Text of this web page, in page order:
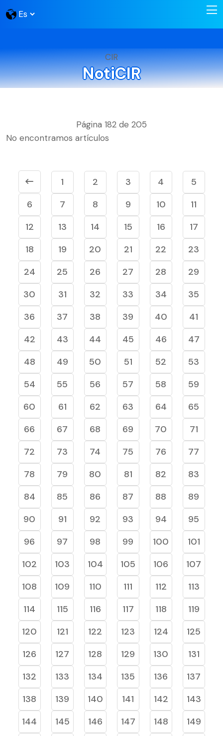
CIR
NotiCIR
Página 182 de 205
No encontramos artículos
1 2 3 4
5
6
7 8 9 10
11
12
13 14 15 16
17
18
19 20 21 22
23
24
25 26 27 28
29
30
31 32 33 34
35
36
37 38 39 40
41
42
43 44 45 46
47
48
49 50 51 52
53
54
55 56 57 58
59
60
61 62 63 64
65
66
67 68 69 70
71
72
73 74 75 76
77
78
79 80 81 82
83
84
85 86 87 88
89
90
91 92 93 94
95
96
97 98 99 100
101
102
103 104 105 106
107
108
109 110 111 112
113
114
115 116 117 118
119
120
121 122 123 124
125
126
127 128 129 130
131
132
133 134 135 136
137
138
139 140 141 142
143
144
145 146 147 148
149